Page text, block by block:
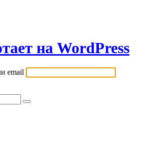
на WordPress
email